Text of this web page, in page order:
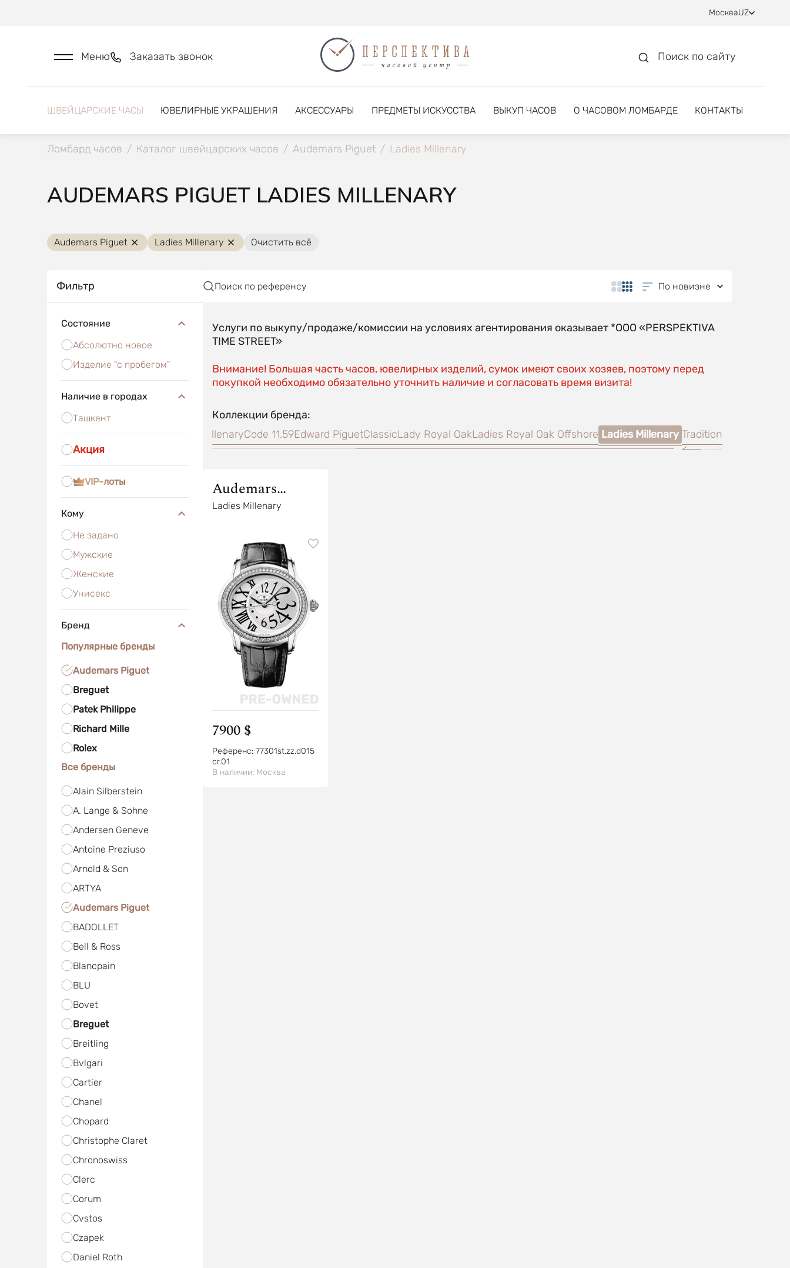
МоскваUZ
Меню Заказать звонок Поиск по сайту
ШВЕЙЦАРСКИЕ ЧАСЫ ЮВЕЛИРНЫЕ УКРАШЕНИЯ АКСЕССУАРЫ ПРЕДМЕТЫ ИСКУССТВА ВЫКУП ЧАСОВ О ЧАСОВОМ ЛОМБАРДЕ КОНТАКТЫ
Ломбард часов / Каталог швейцарских часов / Audemars Piguet / Ladies Millenary
AUDEMARS PIGUET LADIES MILLENARY
Audemars Piguet Ladies Millenary Очистить всё
Фильтр
Состояние
Абсолютно новое
Изделие "с пробегом"
Наличие в городах
Ташкент
Акция
VIP-лоты
Кому
Не задано
Мужские
Женские
Унисекс
Бренд
Популярные бренды
Audemars Piguet
Breguet
Patek Philippe
Richard Mille
Rolex
Все бренды
Alain Silberstein
A. Lange & Sohne
Andersen Geneve
Antoine Preziuso
Arnold & Son
ARTYA
Audemars Piguet
BADOLLET
Bell & Ross
Blancpain
BLU
Bovet
Breguet
Breitling
Bvlgari
Cartier
Chanel
Chopard
Christophe Claret
Chronoswiss
Clerc
Corum
Cvstos
Czapek
Daniel Roth
Поиск по референсу По новизне
Услуги по выкупу/продаже/комиссии на условиях агентирования оказывает *OOO «PERSPEKTIVA
TIME STREET»
Внимание! Большая часть часов, ювелирных изделий, сумок имеют своих хозяев, поэтому перед
покупкой необходимо обязательно уточнить наличие и согласовать время визита!
Коллекции бренда:
Royal Oak OffshoreJules Audemars MillenaryCode 11.59Edward PiguetClassicLady Royal OakLadies Royal Oak Offshore Ladies Millenary Tradition
Audemars
Piguet
Ladies Millenary
7900 $
Референс: 77301st.zz.d015
cr.01
В наличии: Москва